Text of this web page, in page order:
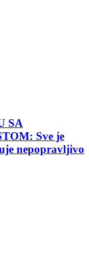
SA
Sve je
nepopravljivo